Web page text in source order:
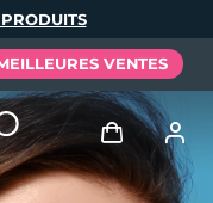
VENTES